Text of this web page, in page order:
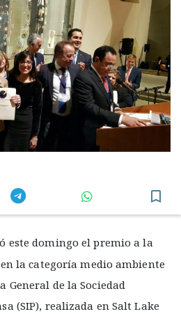
este domingo el premio a la
la categoría medio ambiente
General de la Sociedad
(SIP), realizada en Salt Lake